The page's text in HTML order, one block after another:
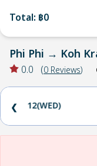
Total: ฿0
Phi Phi → Koh
0.0 (0 Reviews)
12(WED)
❮